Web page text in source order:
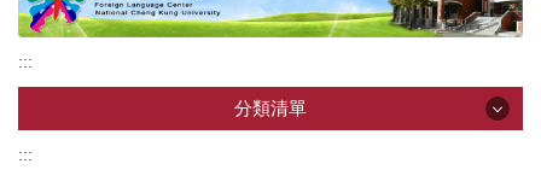
:::
分類清單
:::